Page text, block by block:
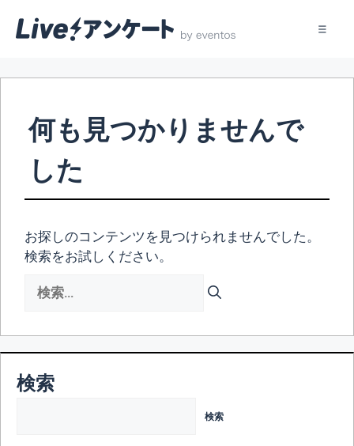
何も見つかりませんで
した
お探しのコンテンツを見つけられませんでした。
検索をお試しください。
索:
検索
検索